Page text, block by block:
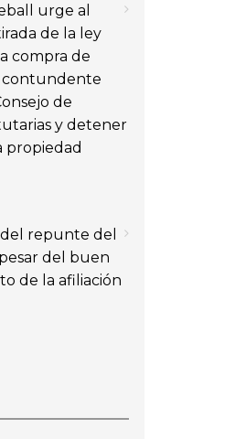
urge al
de la ley
compra de
contundente
de
y detener
propiedad
repunte del
del buen
de la afiliación